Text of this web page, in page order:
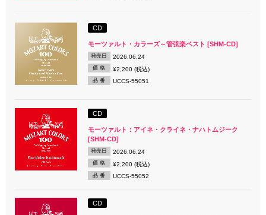
CD
モーツァルト・カラーズ～管弦楽ベスト [SHM-CD]
発売日 2026.06.24
価 格 ¥2,200 (税込)
品 番 UCCS-55051
CD
モーツァルト：アイネ・クライネ・ナハトムジーク
[SHM-CD]
発売日 2026.06.24
価 格 ¥2,200 (税込)
品 番 UCCS-55052
CD